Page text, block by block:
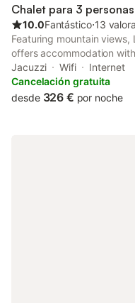
Chalet para 3 personas
10.0Fantástico⋅13
Featuring mountain
offers accommodation
de España. The
provides rooms with air
free...
Jacuzzi Wifi
Internet
Cancelación gratuita
desde 326 € por noche